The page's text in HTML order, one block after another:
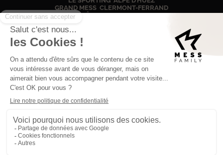
GRAND MESS CLERMONT-FERRAND
CHÂTEAU DE CHIGNAT
+33 (0)4 12 05 47 01
60, IMPASSE DES LUCIOLES
NOUS CONTACTER